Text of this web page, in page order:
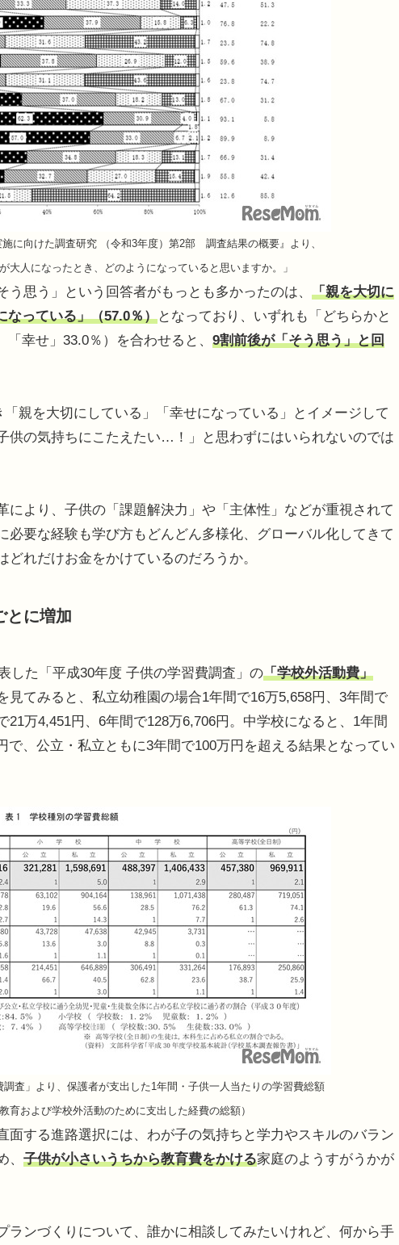
に向けた調査研究 （令和3年度）第2部 調査結果の概要』より、
大人になったとき、どのようになっていると思いますか。」
思う」という回答者がもっとも多かったのは、 「親を大切に
なっている」（57.0％）となっており、いずれも「どちらかと
幸せ」33.0％）を合わせると、 9割前後が「そう思う」と回
親を大切にしている」「幸せになっている」とイメージして
供の気持ちにこたえたい…！」と思わずにはいられないのでは
より、子供の「課題解決力」や「主体性」などが重視されて
必要な経験も学び方もどんどん多様化、グローバル化してきて
どれだけお金をかけているのだろうか。
とに増加
した「平成30年度 子供の学習費調査」の「学校外活動費」
見てみると、私立幼稚園の場合1年間で16万5,658円、3年間で
万4,451円、6年間で128万6,706円。中学校になると、1年間
で、公立・私立ともに3年間で100万円を超える結果となってい
査」より、保護者が支出した1年間・子供一人当たりの学習費総額
育および学校外活動のために支出した経費の総額）
する進路選択には、わが子の気持ちと学力やスキルのバラン
子供が小さいうちから教育費をかける家庭のようすがうかが
ンづくりについて、誰かに相談してみたいけれど、何から手